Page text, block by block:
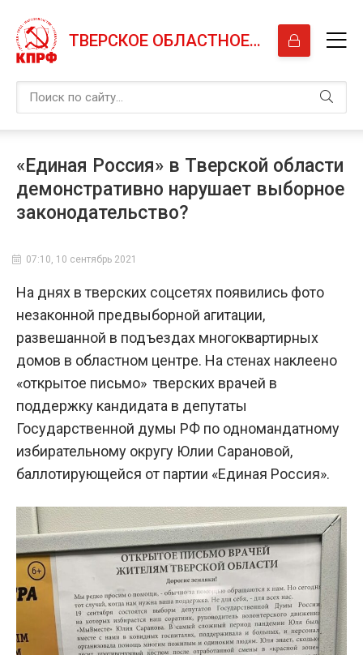
ТВЕРСКОЕ ОБЛАСТНОЕ ОТДЕЛЕНИЕ КПРФ
«Единая Россия» в Тверской области
демонстративно нарушает выборное
законодательство?
07:10, 10 сентябрь 2021
На днях в тверских соцсетях появились фото
незаконной предвыборной агитации,
развешанной в подъездах многоквартирных
домов в областном центре. На стенах наклеено
«открытое письмо» тверских врачей в
поддержку кандидата в депутаты
Государственной думы РФ по одномандатному
избирательному округу Юлии Сарановой,
баллотирующейся от партии «Единая Россия».